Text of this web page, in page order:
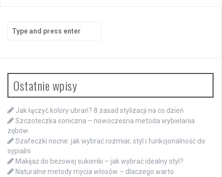
for:
Ostatnie wpisy
Jak łączyć kolory ubrań? 8 zasad stylizacji na co dzień
Szczoteczka soniczna – nowoczesna metoda wybielania
zębów
Szafeczki nocne: jak wybrać rozmiar, styl i funkcjonalność do
sypialni
Makijaż do beżowej sukienki – jak wybrać idealny styl?
Naturalne metody mycia włosów – dlaczego warto